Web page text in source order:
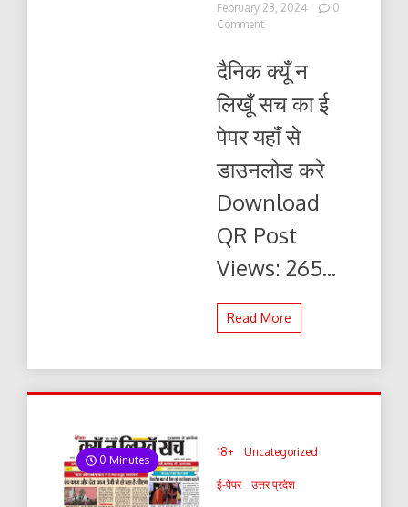
February 23, 2024
0
Commenton
न
सच
24.02.2024
ई-
पेपर
यहाँ
पढ़ें
डाउनलोड
दैनिक क्यूँ न
लिखूँ सच का ई
पेपर यहाँ से
डाउनलोड करे
Download
QR Post
Views: 265...
Read More
0 Minutes
18+ Uncategorized
ई-पेपर उत्तर प्रदेश